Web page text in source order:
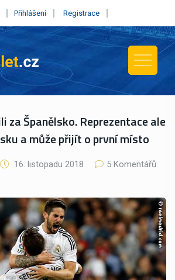
Přihlášení Registrace
za Španělsko. Reprezentace ale
a může přijít o první místo
16. listopadu 2018
5 Komentářů